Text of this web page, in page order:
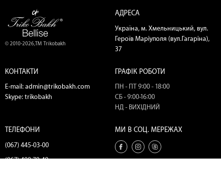
© 2010-2026,ТМ Trikobakh
АДРЕСА
Україна, м. Хмельницький, вул.
Героїв Маріуполя (вул.Гагаріна),
37
КОНТАКТИ
E-mail: admin@trikobakh.com
Skype: trikobakh
ГРАФІК РОБОТИ
ПН - ПТ 9:00 - 18:00
СБ - 9:00-16:00
НД - ВИХІДНИЙ
ТЕЛЕФОНИ
(067) 445-03-00
(067) 400-79-49
МИ В СОЦ. МЕРЕЖАХ